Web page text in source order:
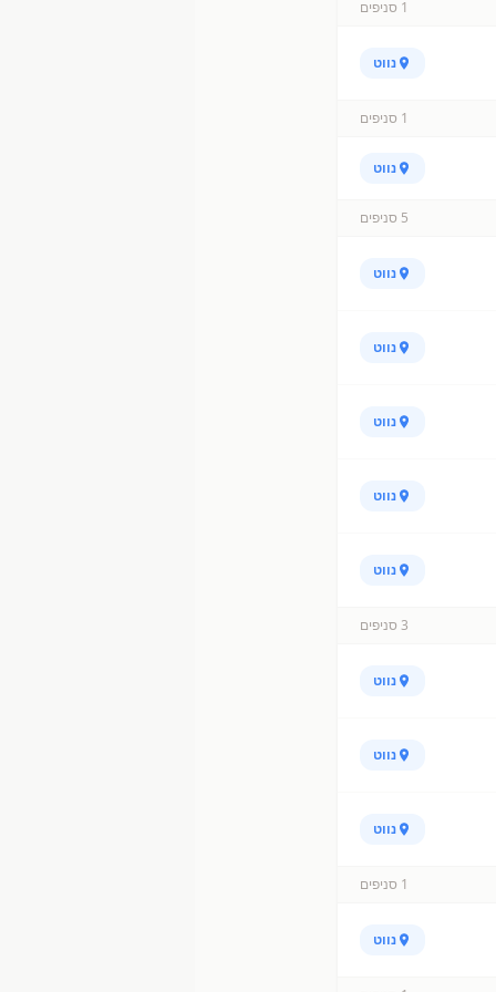
1 סניפים
נווט
1 סניפים
נווט
5 סניפים
נווט
נווט
נווט
נווט
נווט
3 סניפים
נווט
נווט
נווט
1 סניפים
נווט